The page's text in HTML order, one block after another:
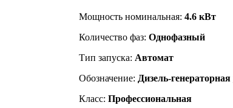
Мощность номинальная: 4.6 кВт
Количество фаз: Однофазный
Тип запуска: Автомат
Обозначение: Дизель-
Класс: Профессиональная